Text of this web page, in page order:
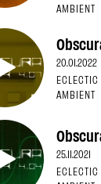
AMBIENT
20.01.2022
ECLECTIC
AMBIENT
25.11.2021
ECLECTIC